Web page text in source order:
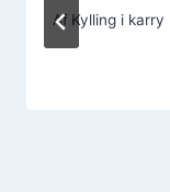
Af Kylling i karry